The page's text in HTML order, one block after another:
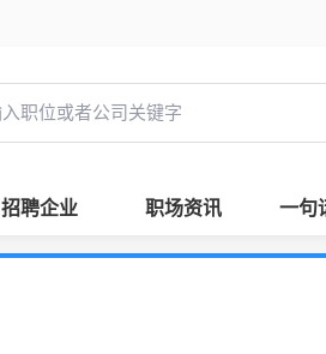
招聘企业 职场资讯 一句